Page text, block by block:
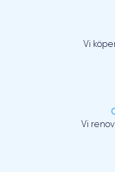
Vi
Vi